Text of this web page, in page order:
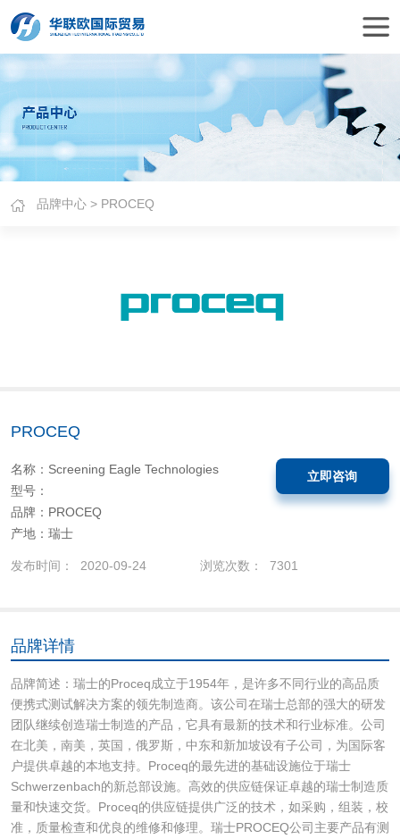
品牌中心 > PROCEQ
PROCEQ
名称：Screening Eagle Technologies
型号：
品牌：PROCEQ
产地：瑞士
立即咨询
发布时间： 2020-09-24 浏览次数： 7301
品牌详情
品牌简述：瑞士的Proceq成立于1954年，是许多不同行业的高品质
便携式测试解决方案的领先制造商。该公司在瑞士总部的强大的研发
团队继续创造瑞士制造的产品，它具有最新的技术和行业标准。公司
在北美，南美，英国，俄罗斯，中东和新加坡设有子公司，为国际客
户提供卓越的本地支持。Proceq的最先进的基础设施位于瑞士
Schwerzenbach的新总部设施。高效的供应链保证卓越的瑞士制造质
量和快速交货。Proceq的供应链提供广泛的技术，如采购，组装，校
准，质量检查和优良的维修和修理。瑞士PROCEQ公司主要产品有测